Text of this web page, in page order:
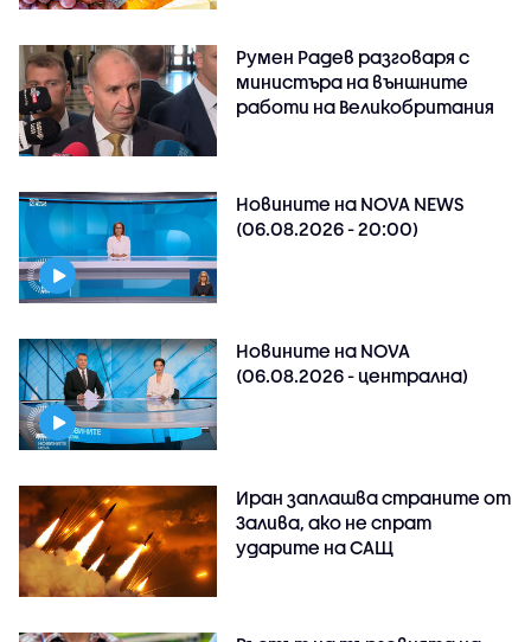
Румен Радев разговаря с
министъра на външните
работи на Великобритания
Новините на NOVA NEWS
(06.08.2026 - 20:00)
Новините на NOVA
(06.08.2026 - централна)
Иран заплашва страните от
Залива, ако не спрат
ударите на САЩ